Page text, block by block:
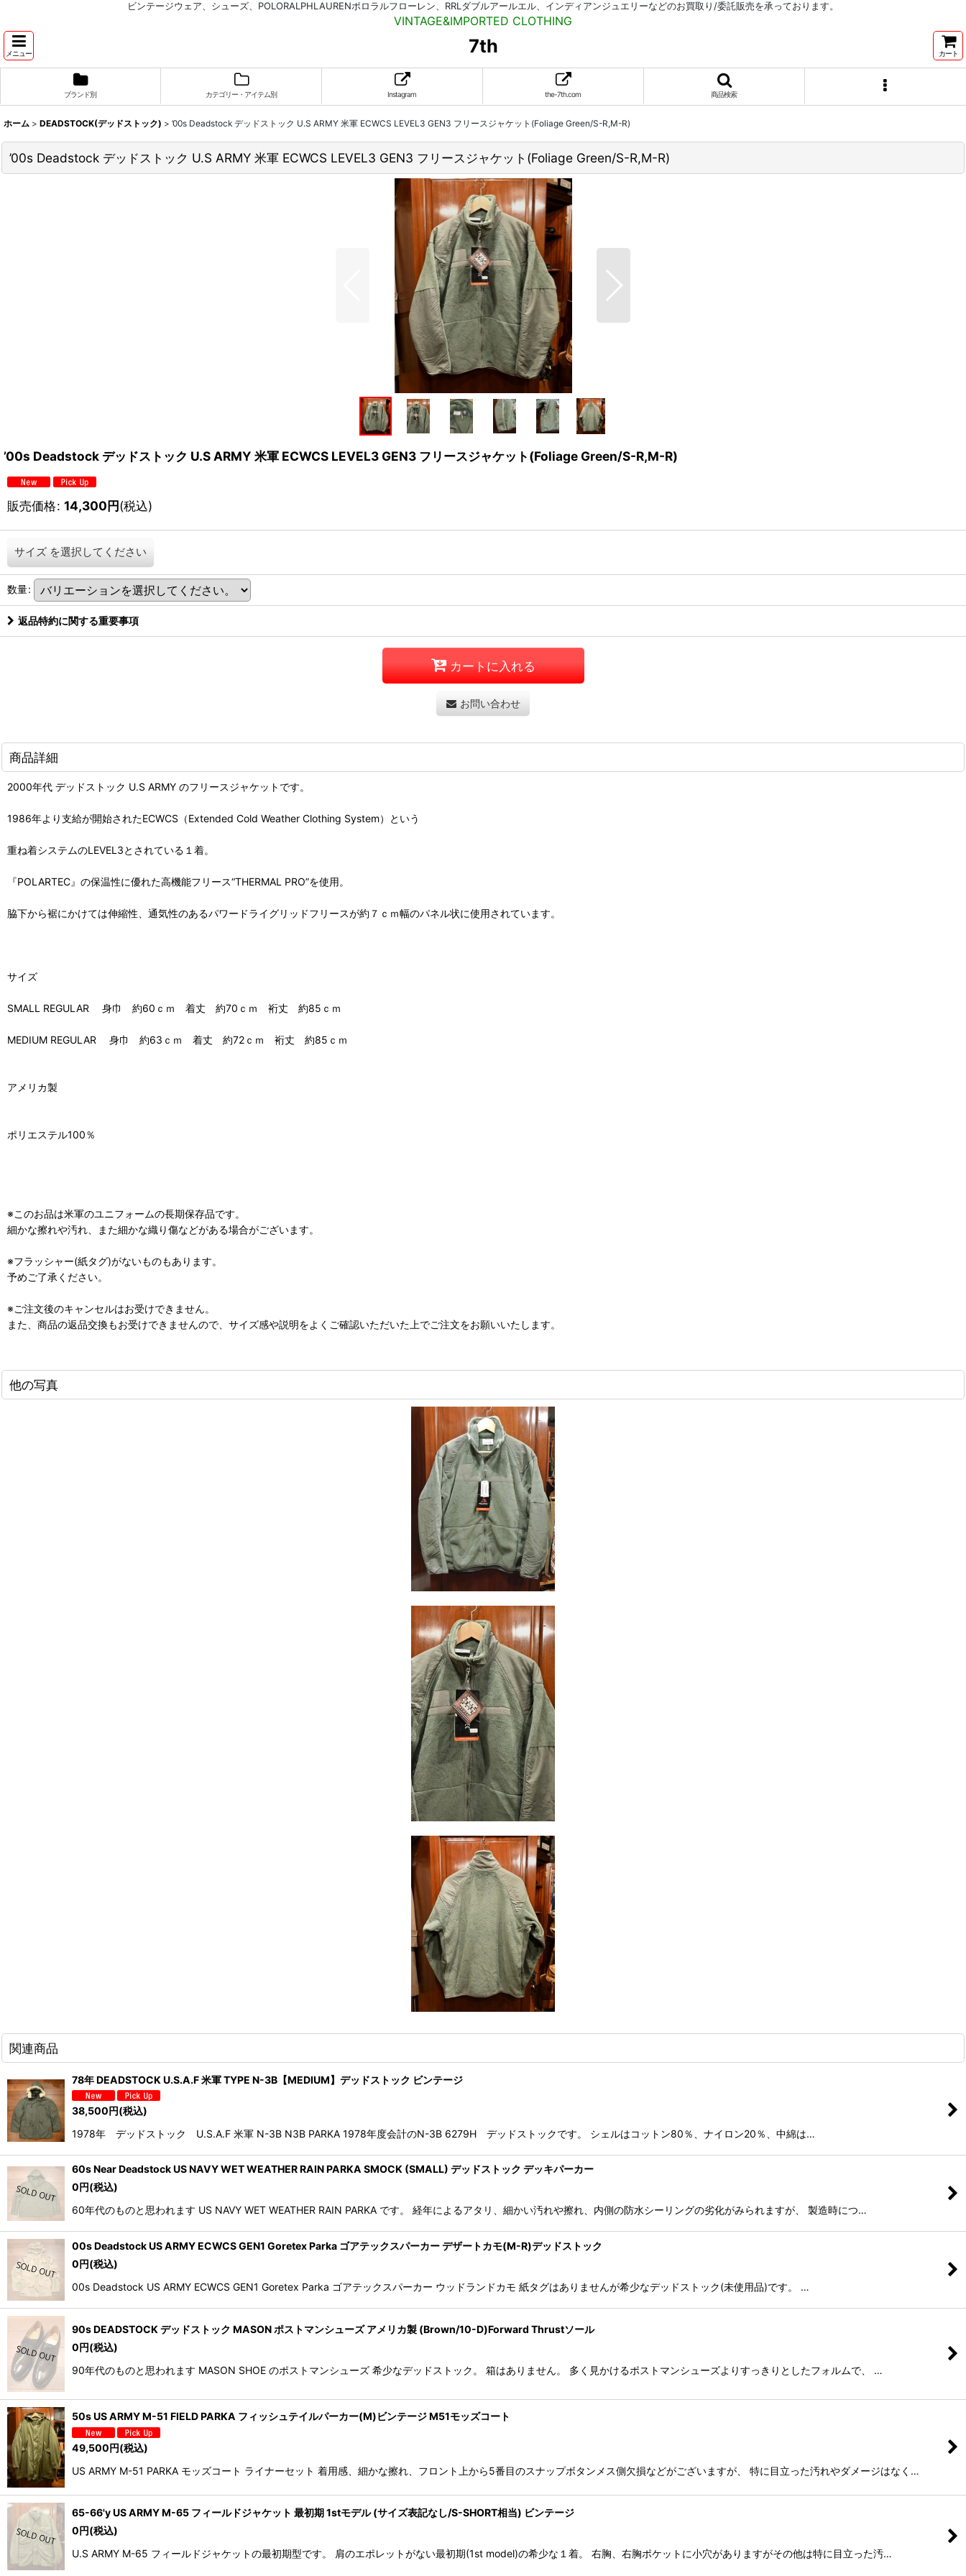
ビンテージウェア、シューズ、POLORALPHLAURENポロラルフローレン、RRLダブルアールエル、インディアンジュエリーなどのお買取り/委託販売を承っております。
VINTAGE&IMPORTED CLOTHING
メニュー 7th カート
ブランド別 カテゴリー・アイテム別 Instagram the-7th.com 商品検索
ホーム > DEADSTOCK(デッドストック) > ’00s Deadstock デッドストック U.S ARMY 米軍 ECWCS LEVEL3 GEN3 フリースジャケット(Foliage Green/S-R,M-R)
’00s Deadstock デッドストック U.S ARMY 米軍 ECWCS LEVEL3 GEN3 フリースジャケット(Foliage Green/S-R,M-R)
’00s Deadstock デッドストック U.S ARMY 米軍 ECWCS LEVEL3 GEN3 フリースジャケット(Foliage Green/S-R,M-R)
販売価格: 14,300円(税込)
サイズ を選択してください
数量:
返品特約に関する重要事項
カートに入れる
お問い合わせ
商品詳細
2000年代 デッドストック U.S ARMY のフリースジャケットです。
1986年より支給が開始されたECWCS（Extended Cold Weather Clothing System）という
重ね着システムのLEVEL3とされている１着。
『POLARTEC』の保温性に優れた高機能フリース“THERMAL PRO”を使用。
脇下から裾にかけては伸縮性、通気性のあるパワードライグリッドフリースが約７ｃｍ幅のパネル状に使用されています。
サイズ
SMALL REGULAR 身巾 約60ｃｍ 着丈 約70ｃｍ 裄丈 約85ｃｍ
MEDIUM REGULAR 身巾 約63ｃｍ 着丈 約72ｃｍ 裄丈 約85ｃｍ
アメリカ製
ポリエステル100％
※このお品は米軍のユニフォームの長期保存品です。
細かな擦れや汚れ、また細かな織り傷などがある場合がございます。
※フラッシャー(紙タグ)がないものもあります。
予めご了承ください。
※ご注文後のキャンセルはお受けできません。
また、商品の返品交換もお受けできませんので、サイズ感や説明をよくご確認いただいた上でご注文をお願いいたします。
他の写真
関連商品
78年 DEADSTOCK U.S.A.F 米軍 TYPE N-3B【MEDIUM】デッドストック ビンテージ
38,500円(税込)
1978年 デッドストック U.S.A.F 米軍 N-3B N3B PARKA 1978年度会計のN-3B 6279H デッドストックです。 シェルはコットン80％、ナイロン20％、中綿は…
60s Near Deadstock US NAVY WET WEATHER RAIN PARKA SMOCK (SMALL) デッドストック デッキパーカー
0円(税込)
60年代のものと思われます US NAVY WET WEATHER RAIN PARKA です。 経年によるアタリ、細かい汚れや擦れ、内側の防水シーリングの劣化がみられますが、 製造時につ…
00s Deadstock US ARMY ECWCS GEN1 Goretex Parka ゴアテックスパーカー デザートカモ(M-R)デッドストック
0円(税込)
00s Deadstock US ARMY ECWCS GEN1 Goretex Parka ゴアテックスパーカー ウッドランドカモ 紙タグはありませんが希少なデッドストック(未使用品)です。 …
90s DEADSTOCK デッドストック MASON ポストマンシューズ アメリカ製 (Brown/10-D)Forward Thrustソール
0円(税込)
90年代のものと思われます MASON SHOE のポストマンシューズ 希少なデッドストック。 箱はありません。 多く見かけるポストマンシューズよりすっきりとしたフォルムで、 …
50s US ARMY M-51 FIELD PARKA フィッシュテイルパーカー(M)ビンテージ M51モッズコート
49,500円(税込)
US ARMY M-51 PARKA モッズコート ライナーセット 着用感、細かな擦れ、フロント上から5番目のスナップボタンメス側欠損などがございますが、 特に目立った汚れやダメージはなく…
65-66'y US ARMY M-65 フィールドジャケット 最初期 1stモデル (サイズ表記なし/S-SHORT相当) ビンテージ
0円(税込)
U.S ARMY M-65 フィールドジャケットの最初期型です。 肩のエポレットがない最初期(1st model)の希少な１着。 右胸、右胸ポケットに小穴がありますがその他は特に目立った汚…